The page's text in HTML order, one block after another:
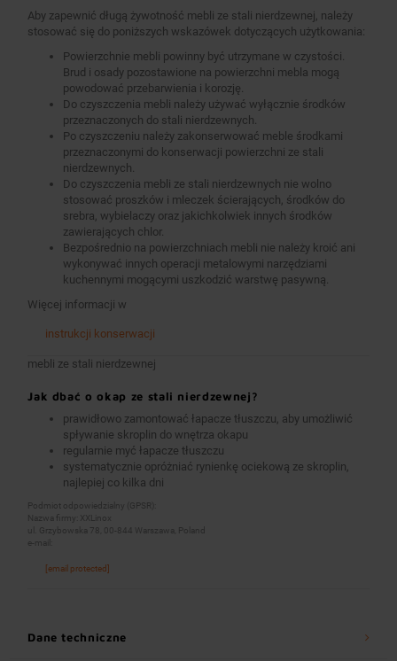
Aby zapewnić długą żywotność mebli ze stali nierdzewnej, należy
stosować się do poniższych wskazówek dotyczących użytkowania:
Powierzchnie mebli powinny być utrzymane w czystości.
Brud i osady pozostawione na powierzchni mebla mogą
powodować przebarwienia i korozję.
Do czyszczenia mebli należy używać wyłącznie środków
przeznaczonych do stali nierdzewnych.
Po czyszczeniu należy zakonserwować meble środkami
przeznaczonymi do konserwacji powierzchni ze stali
nierdzewnych.
Do czyszczenia mebli ze stali nierdzewnych nie wolno
stosować proszków i mleczek ścierających, środków do
srebra, wybielaczy oraz jakichkolwiek innych środków
zawierających chlor.
Bezpośrednio na powierzchniach mebli nie należy kroić ani
wykonywać innych operacji metalowymi narzędziami
kuchennymi mogącymi uszkodzić warstwę pasywną.
Więcej informacji w
instrukcji konserwacji
mebli ze stali nierdzewnej
Jak dbać o okap ze stali nierdzewnej?
prawidłowo zamontować łapacze tłuszczu, aby umożliwić
spływanie skroplin do wnętrza okapu
regularnie myć łapacze tłuszczu
systematycznie opróżniać rynienkę ociekową ze skroplin,
najlepiej co kilka dni
Podmiot odpowiedzialny (GPSR):
Nazwa firmy: XXLinox
ul. Grzybowska 78, 00-844 Warszawa, Poland
e-mail:
[email protected]
Dane techniczne